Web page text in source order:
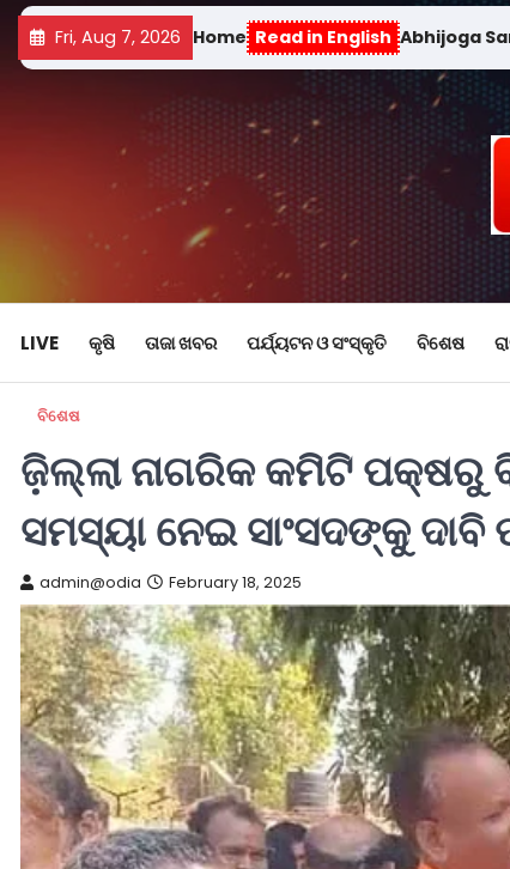
Fri, Aug 7, 2026 Home Read in English Abhijoga
LIVE କୃଷି ତାଜା ଖବର ପର୍ଯ୍ୟଟନ ଓ ସଂସ୍କୃତି ବିଶେଷ
ବିଶେଷ
ଜ଼ିଲ୍ଲା ନାଗରିକ କମିଟି ପକ୍ଷରୁ
ସମସ୍ୟା ନେଇ ସାଂସଦଙ୍କୁ
admin@odia February 18, 2025